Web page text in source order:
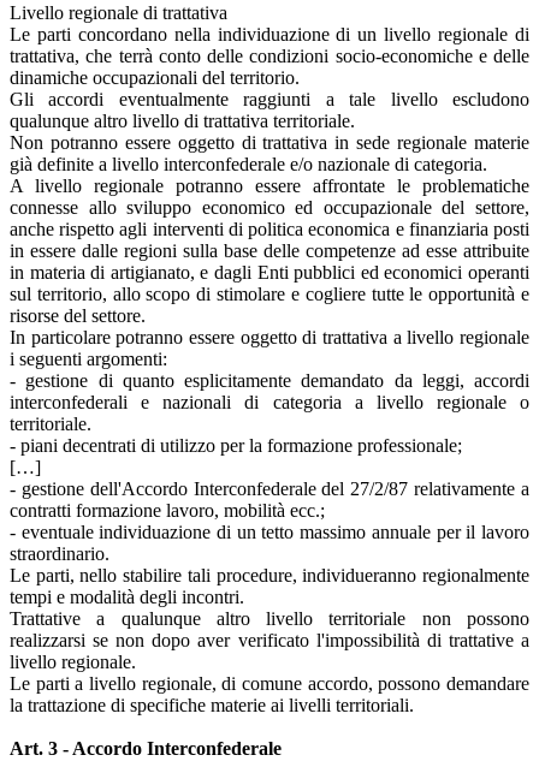
Livello regionale di trattativa
Le parti concordano nella individuazione di un livello regionale di
trattativa, che terrà conto delle condizioni socio-economiche e delle
dinamiche occupazionali del territorio.
Gli accordi eventualmente raggiunti a tale livello escludono
qualunque altro livello di trattativa territoriale.
Non potranno essere oggetto di trattativa in sede regionale materie
già definite a livello interconfederale e/o nazionale di categoria.
A livello regionale potranno essere affrontate le problematiche
connesse allo sviluppo economico ed occupazionale del settore,
anche rispetto agli interventi di politica economica e finanziaria posti
in essere dalle regioni sulla base delle competenze ad esse attribuite
in materia di artigianato, e dagli Enti pubblici ed economici operanti
sul territorio, allo scopo di stimolare e cogliere tutte le opportunità e
risorse del settore.
In particolare potranno essere oggetto di trattativa a livello regionale
i seguenti argomenti:
- gestione di quanto esplicitamente demandato da leggi, accordi
interconfederali e nazionali di categoria a livello regionale o
territoriale.
- piani decentrati di utilizzo per la formazione professionale;
[…]
- gestione dell'Accordo Interconfederale del 27/2/87 relativamente a
contratti formazione lavoro, mobilità ecc.;
- eventuale individuazione di un tetto massimo annuale per il lavoro
straordinario.
Le parti, nello stabilire tali procedure, individueranno regionalmente
tempi e modalità degli incontri.
Trattative a qualunque altro livello territoriale non possono
realizzarsi se non dopo aver verificato l'impossibilità di trattative a
livello regionale.
Le parti a livello regionale, di comune accordo, possono demandare
la trattazione di specifiche materie ai livelli territoriali.
Art. 3 - Accordo Interconfederale